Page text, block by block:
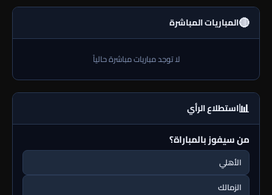
🔴المباريات المباشرة
لا توجد مباريات مباشرة حالياً
📊استطلاع الرأي
من سيفوز بالمباراة؟
الأهلي
الزمالك